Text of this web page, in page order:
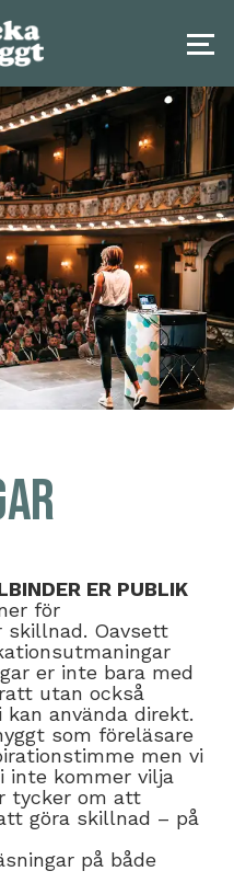
ER PUBLIK
för
skillnad. Oavsett
er inte bara med
utan också
använda direkt.
som föreläsare
men vi
inte kommer vilja
tycker om att
göra skillnad – på
på både
hantera-besvarliga-